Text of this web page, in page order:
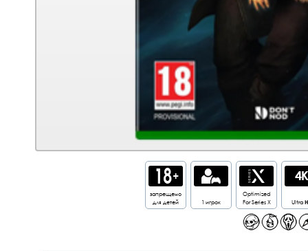
запрещено
для детей
1 игрок
Optimized
For Series X
Ultra